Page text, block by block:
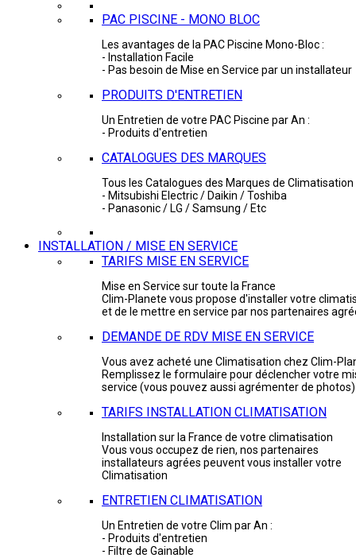
PAC PISCINE - MONO BLOC
Les avantages de la PAC Piscine Mono-Bloc :
- Installation Facile
- Pas besoin de Mise en Service par un installateur
PRODUITS D'ENTRETIEN
Un Entretien de votre PAC Piscine par An :
- Produits d'entretien
CATALOGUES DES MARQUES
Tous les Catalogues des Marques de Climatisation
- Mitsubishi Electric / Daikin / Toshiba
- Panasonic / LG / Samsung / Etc
INSTALLATION / MISE EN SERVICE
TARIFS MISE EN SERVICE
Mise en Service sur toute la France
Clim-Planete vous propose d'installer votre
et de le mettre en service par nos partenaires
DEMANDE DE RDV MISE EN SERVICE
Vous avez acheté une Climatisation chez Clim-
Remplissez le formulaire pour déclencher votre
service (vous pouvez aussi agrémenter de photos)
TARIFS INSTALLATION CLIMATISATION
Installation sur la France de votre climatisation
Vous vous occupez de rien, nos partenaires
installateurs agrées peuvent vous installer votre
Climatisation
ENTRETIEN CLIMATISATION
Un Entretien de votre Clim par An :
- Produits d'entretien
- Filtre de Gainable